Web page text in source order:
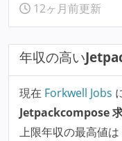
12ヶ月前更新
年収の高い
現在 Forkwell Jobs
Jetpackcompose
上限年収の最高値は